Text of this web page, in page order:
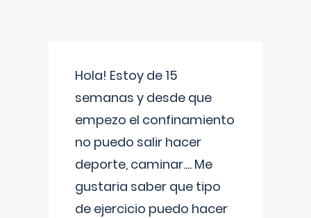
Hola! Estoy de 15
semanas y desde que
empezo el confinamiento
no puedo salir hacer
deporte, caminar.... Me
gustaria saber que tipo
de ejercicio puedo hacer